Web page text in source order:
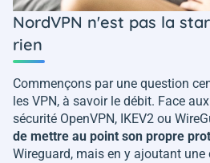
NordVPN n'est pas la
rien
Commençons par une question
les VPN, à savoir le débit. Face
sécurité OpenVPN, IKEV2 ou
de mettre au point son propre
Wireguard, mais en y ajoutant une